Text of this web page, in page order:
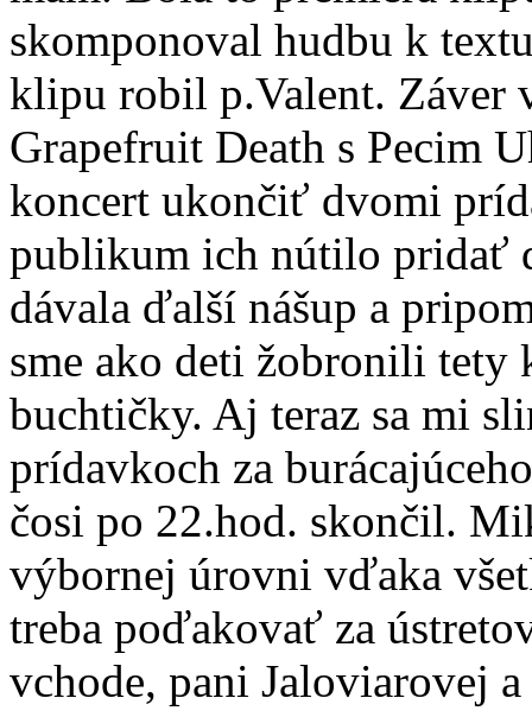
skomponoval hudbu k
klipu robil p.Valent. Záver
Grapefruit Death s Pecim
koncert ukončiť dvomi
publikum ich nútilo pridať
dávala ďalší nášup a
sme ako deti žobronili tety
buchtičky. Aj teraz sa mi
prídavkoch za
čosi po 22.hod. skončil.
výbornej úrovni vďaka
treba poďakovať za
vchode, pani Jaloviarovej